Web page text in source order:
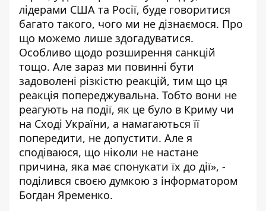
лідерами США та Росії, буде говоритися
багато такого, чого ми не дізнаємося. Про
що можемо лише здогадуватися.
Особливо щодо розширення санкцій
тощо. Але зараз ми повинні бути
задоволені різкістю реакцій, тим що ця
реакція попереджувальна. Тобто вони не
реагують на події, як це було в Криму чи
на Сході України, а намагаються її
попередити, не допустити. Але я
сподіваюся, що ніколи не настане
причина, яка має спонукати їх до дії», -
поділився своєю думкою з інформатором
Богдан Яременко.